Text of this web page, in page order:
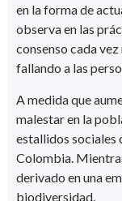
en la forma de
observa en las
consenso cada
fallando a las
A medida que
malestar en la
estallidos sociales
Colombia.
derivado en una
biodiversidad.